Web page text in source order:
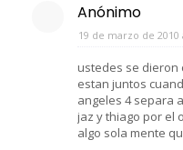
Anónimo
19 de marzo de 2010
ustedes se dieron
estan juntos
angeles 4 separa
jaz y thiago por el
algo sola mente